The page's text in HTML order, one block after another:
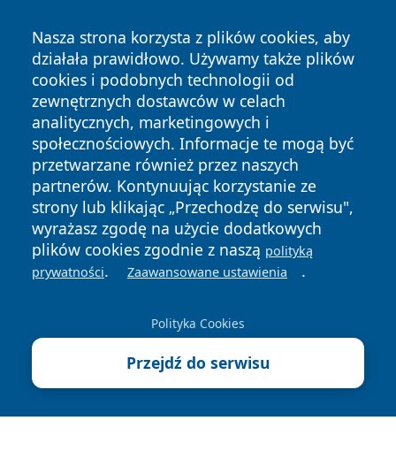
Nasza strona korzysta z plików cookies, aby
działała prawidłowo. Używamy także plików
cookies i podobnych technologii od
zewnętrznych dostawców w celach
analitycznych, marketingowych i
społecznościowych. Informacje te mogą być
przetwarzane również przez naszych
partnerów. Kontynuując korzystanie ze
strony lub klikając „Przechodzę do serwisu",
wyrażasz zgodę na użycie dodatkowych
plików cookies zgodnie z naszą polityką
prywatności. Zaawansowane ustawienia .
Polityka Cookies
Przejdź do serwisu
Copyright © 2026 piekaryonline.pl Wszystkie prawa
zastrzeżone.
Polityka
Prywatności
Polityka